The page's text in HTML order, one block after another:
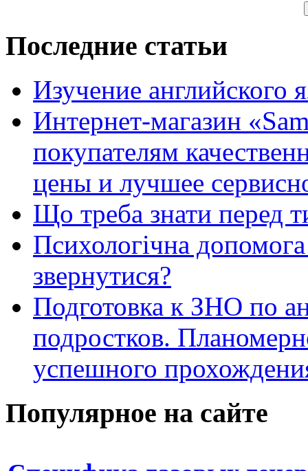
Последние статьи
Изучение английского
Интернет-магазин
покупателям
цены и лучшее
Що треба знати перед
Психологічна
звернутися?
Подготовка к ЗНО по
подростков.
успешного
Популярное на сайте